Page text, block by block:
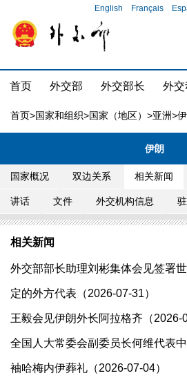
English Français
首页 外交部 外交部长 外
首页>国家和组织>国家（地区） >亚洲>
伊朗
国家概况 双边关系 相关新闻
讲话 文件 外交机构信息
相关新闻
外交部部长助理刘彬集体会见签署
定的外方代表（2026-07-31）
王毅会见伊朗外长阿拉格齐（2026-
全国人大常委会副委员长何维代表
袖哈梅内伊葬礼（2026-07-04）